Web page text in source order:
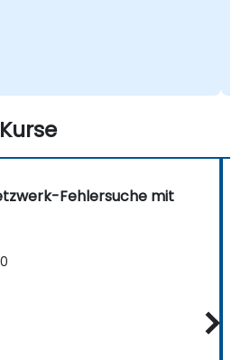
Fehlersuche mit